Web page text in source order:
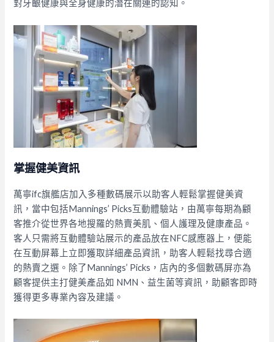
對牙齦健康與全身健康的潛在關連的認知。
掌握健美資訊
萬寧ifc旗艦店加入多種數碼展示以助客人輕鬆掌握健美資
訊，當中包括Mannings’ Picks互動體驗站，由萬寧每期為顧
客推介從世界各地搜羅的熱賣美肌、個人護理及健康產品。
客人只需將互動體驗站展示的產品放在NFC感應器上，便能
在互動屏幕上立即獲取詳細產品資訊，助客人輕鬆找尋合適
的熱賣之選。除了Mannings’ Picks，店內的多個數碼屏亦為
顧客提供主打健美產品如 NMN、益生菌等資訊，助顧客即時
獲得更多專業內容及建議。